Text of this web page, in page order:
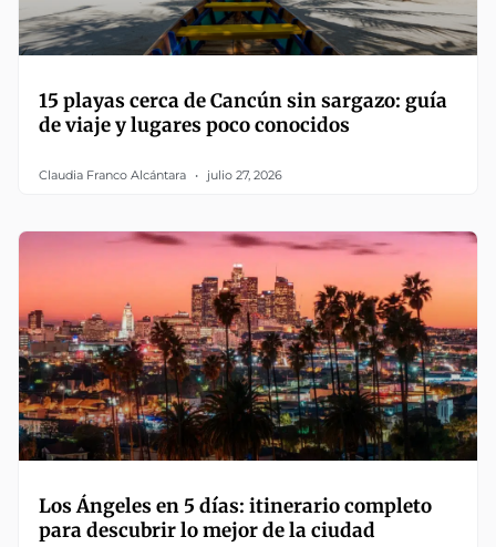
15 playas cerca de Cancún sin sargazo: guía
de viaje y lugares poco conocidos
Claudia Franco Alcántara julio 27, 2026
Los Ángeles en 5 días: itinerario completo
para descubrir lo mejor de la ciudad